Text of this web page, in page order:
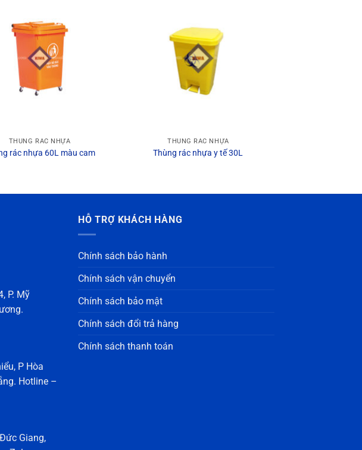
THÙNG RÁC NHỰA
rác nhựa 60L màu cam
THÙNG RÁC NHỰA
Thùng rác nhựa y tế 30L
P. Mỹ
P Hòa
Hotline –
Giang,
HỖ TRỢ KHÁCH HÀNG
Chính sách bảo hành
Chính sách vận chuyển
Chính sách bảo mật
Chính sách đổi trả hàng
Chính sách thanh toán